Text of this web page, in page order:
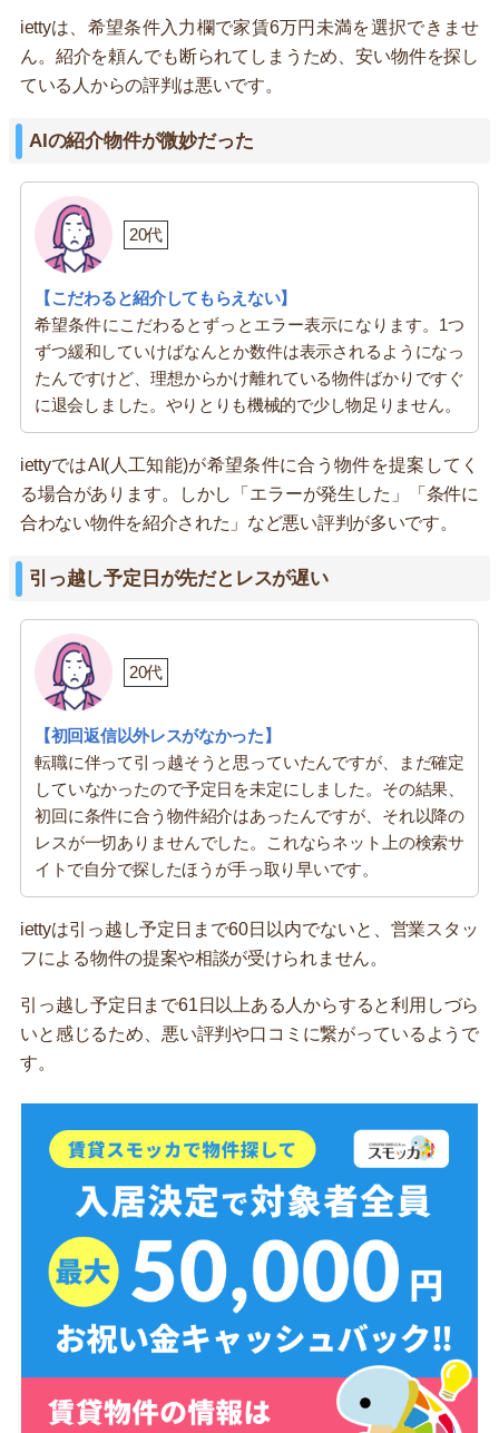
iettyは、希望条件入力欄で家賃6万円未満を選択できませ
ん。紹介を頼んでも断られてしまうため、安い物件を探し
ている人からの評判は悪いです。
AIの紹介物件が微妙だった
20代
【こだわると紹介してもらえない】
希望条件にこだわるとずっとエラー表示になります。1つ
ずつ緩和していけばなんとか数件は表示されるようになっ
たんですけど、理想からかけ離れている物件ばかりですぐ
に退会しました。やりとりも機械的で少し物足りません。
iettyではAI(人工知能)が希望条件に合う物件を提案してく
る場合があります。しかし「エラーが発生した」「条件に
合わない物件を紹介された」など悪い評判が多いです。
引っ越し予定日が先だとレスが遅い
20代
【初回返信以外レスがなかった】
転職に伴って引っ越そうと思っていたんですが、まだ確定
していなかったので予定日を未定にしました。その結果、
初回に条件に合う物件紹介はあったんですが、それ以降の
レスが一切ありませんでした。これならネット上の検索サ
イトで自分で探したほうが手っ取り早いです。
iettyは引っ越し予定日まで60日以内でないと、営業スタッ
フによる物件の提案や相談が受けられません。
引っ越し予定日まで61日以上ある人からすると利用しづら
いと感じるため、悪い評判や口コミに繋がっているようで
す。